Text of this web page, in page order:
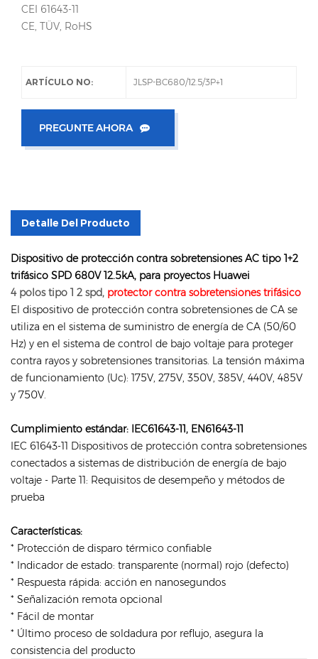
CEI 61643-11
CE, TÜV, RoHS
ARTÍCULO NO: JLSP-BC680/12.5/3P+1
PREGUNTE AHORA
Detalle Del Producto
Dispositivo de protección contra sobretensiones AC tipo 1+2
trifásico SPD 680V 12.5kA, para proyectos Huawei
4 polos tipo 1 2 spd, protector contra sobretensiones trifásico
El dispositivo de protección contra sobretensiones de CA se
utiliza en el sistema de suministro de energía de CA (50/60
Hz) y en el sistema de control de bajo voltaje para proteger
contra rayos y sobretensiones transitorias. La tensión máxima
de funcionamiento (Uc): 175V, 275V, 350V, 385V, 440V, 485V
y 750V.
Cumplimiento estándar: IEC61643-11, EN61643-11
IEC 61643-11 Dispositivos de protección contra sobretensiones
conectados a sistemas de distribución de energía de bajo
voltaje - Parte 11: Requisitos de desempeño y métodos de
prueba
Características:
* Protección de disparo térmico confiable
* Indicador de estado: transparente (normal) rojo (defecto)
* Respuesta rápida: acción en nanosegundos
* Señalización remota opcional
* Fácil de montar
* Último proceso de soldadura por reflujo, asegura la
consistencia del producto